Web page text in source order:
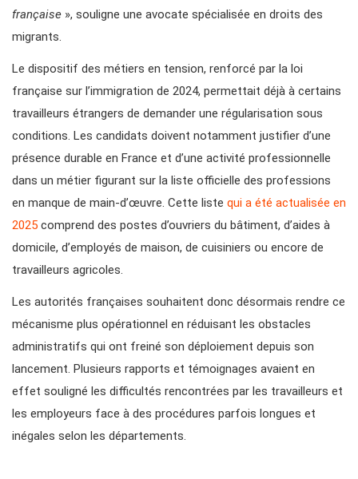
française », souligne une avocate spécialisée en droits des
migrants.
Le dispositif des métiers en tension, renforcé par la loi
française sur l’immigration de 2024, permettait déjà à certains
travailleurs étrangers de demander une régularisation sous
conditions. Les candidats doivent notamment justifier d’une
présence durable en France et d’une activité professionnelle
dans un métier figurant sur la liste officielle des professions
en manque de main-d’œuvre. Cette liste qui a été actualisée en
2025 comprend des postes d’ouvriers du bâtiment, d’aides à
domicile, d’employés de maison, de cuisiniers ou encore de
travailleurs agricoles.
Les autorités françaises souhaitent donc désormais rendre ce
mécanisme plus opérationnel en réduisant les obstacles
administratifs qui ont freiné son déploiement depuis son
lancement. Plusieurs rapports et témoignages avaient en
effet souligné les difficultés rencontrées par les travailleurs et
les employeurs face à des procédures parfois longues et
inégales selon les départements.